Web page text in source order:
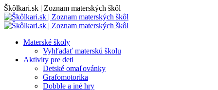
Skip
to
content
Škôlkari.sk | Zoznam materských škôl
Materské školy
Vyhľadať materskú školu
Aktivity pre deti
Detské omaľovánky
Grafomotorika
Dobble a iné hry